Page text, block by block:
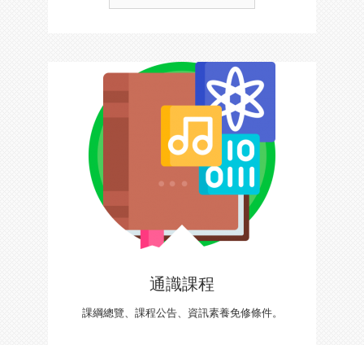
通識課程
課綱總覽、課程公告、資訊素養免修條件。